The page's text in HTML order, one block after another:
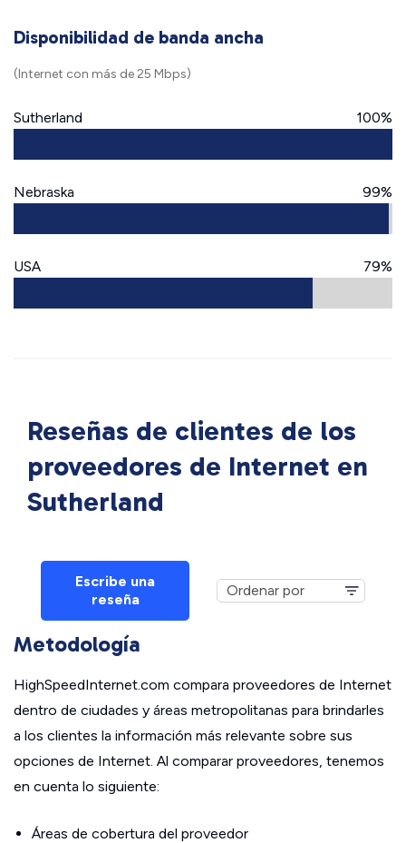
Disponibilidad de banda ancha
(Internet con más de 25 Mbps)
Sutherland 100%
Nebraska 99%
USA 79%
Reseñas de clientes de los
proveedores de Internet en
Sutherland
Escribe una
reseña
Metodología
HighSpeedInternet.com compara proveedores de Internet
dentro de ciudades y áreas metropolitanas para brindarles
a los clientes la información más relevante sobre sus
opciones de Internet. Al comparar proveedores, tenemos
en cuenta lo siguiente:
Áreas de cobertura del proveedor